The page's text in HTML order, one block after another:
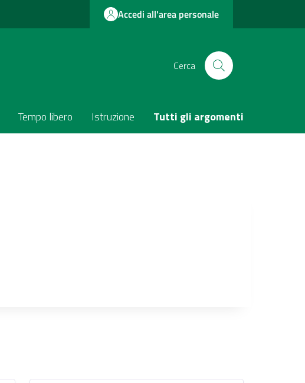
Accedi all'area personale
Cerca
Tempo libero Istruzione Tutti gli argomenti